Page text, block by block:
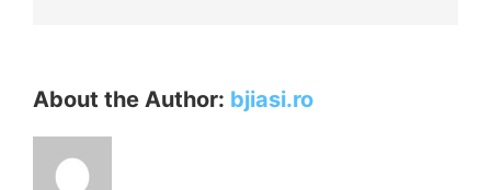
About the Author: bjiasi.ro